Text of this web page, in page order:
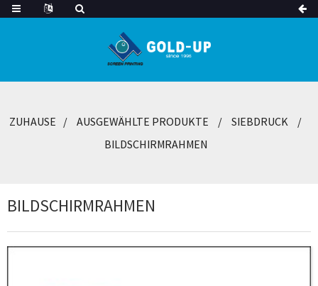
ZUHAUSE AUSGEWÄHLTE PRODUKTE
SIEBDRUCK
BILDSCHIRMRAHMEN
BILDSCHIRMRAHMEN